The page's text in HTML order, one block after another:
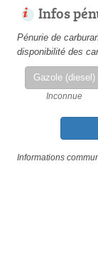
Infos
Pénurie de
disponibilité des
Gazole (diesel)
Inconnue
Informations